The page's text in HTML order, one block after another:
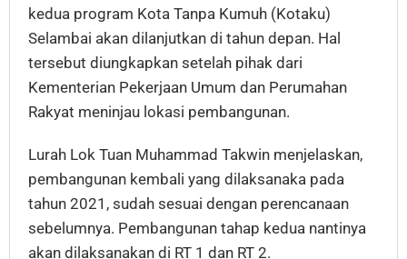
kedua program Kota Tanpa Kumuh (Kotaku)
Selambai akan dilanjutkan di tahun depan. Hal
tersebut diungkapkan setelah pihak dari
Kementerian Pekerjaan Umum dan Perumahan
Rakyat meninjau lokasi pembangunan.
Lurah Lok Tuan Muhammad Takwin menjelaskan,
pembangunan kembali yang dilaksanaka pada
tahun 2021, sudah sesuai dengan perencanaan
sebelumnya. Pembangunan tahap kedua nantinya
akan dilaksanakan di RT 1 dan RT 2.